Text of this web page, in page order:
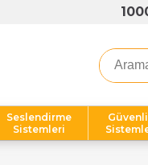
Seslendirme
Sistemleri